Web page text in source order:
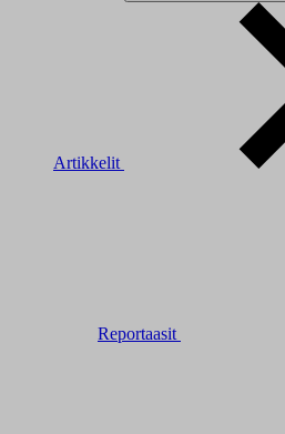
Artikkelit
Reportaasit